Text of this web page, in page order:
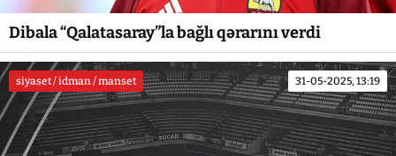
Dibala “Qalatasaray”la bağlı qərarını verdi
siyaset / idman / manset 31-05-2025, 13:19